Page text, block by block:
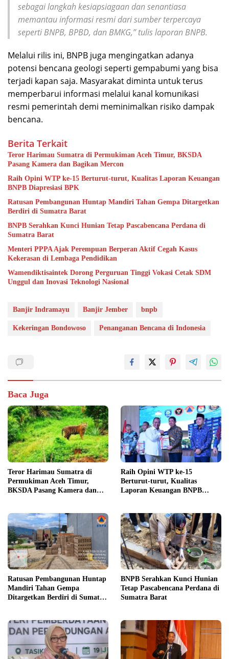
sebagai langkah kesiapsiagaan dan senantiasa
memantau informasi resmi dari sumber terpercaya
seperti BNPB, BPBD, dan BMKG,” tulis laporan BNPB.
Melalui rilis ini, BNPB juga mengingatkan adanya
potensi bencana geologi seperti gempabumi yang bisa
terjadi kapan saja. Masyarakat diminta untuk terus
memperbarui informasi melalui kanal komunikasi
resmi pemerintah demi meminimalkan risiko dampak
bencana.
Berita Terkait
Teror Harimau Sumatra di Permukiman Aceh Timur, BKSDA
Pasang Kamera dan Bagikan Mercon
Raih Opini WTP ke-15 Berturut-turut, Kualitas Laporan Keuangan
BNPB Diapresiasi BPK
Ratusan Pembangunan Huntap Mandiri Tahan Gempa Ditargetkan
Berdiri di Sumatra Barat
BNPB Serahkan Kunci Hunian Tetap Pascabencana Perdana di
Sumatra Barat
Menteri PPPA Ajak Perempuan Berperan Aktif Cegah Kasus
Kekerasan di Lembaga Pendidikan
Wamendiktisaintek Dorong Perguruan Tinggi Vokasi Cetak SDM
Unggul dan Inovasi Teknologi Nasional
Banjir Indramayu Banjir Jember bnpb
Kekeringan Bondowoso Penanganan Bencana di Indonesia
Baca Juga
Teror Harimau Sumatra di
Permukiman Aceh Timur,
BKSDA Pasang Kamera dan
Raih Opini WTP ke-15
Berturut-turut, Kualitas
Laporan Keuangan BNPB
Ratusan Pembangunan Huntap
Mandiri Tahan Gempa
Ditargetkan Berdiri di Sumatra
BNPB Serahkan Kunci Hunian
Tetap Pascabencana Perdana di
Sumatra Barat